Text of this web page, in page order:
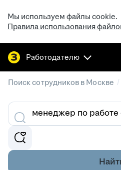
Мы используем файлы cookie.
Правила использования
Работодателю
Поиск сотрудников в Москве /